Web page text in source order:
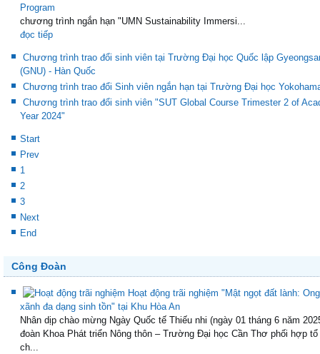
Program
chương trình ngắn hạn "UMN Sustainability Immersi...
đọc tiếp
Chương trình trao đổi sinh viên tại Trường Đại học Quốc lập
(GNU) - Hàn Quốc
Chương trình trao đổi Sinh viên ngắn hạn tại Trường Đại học
Chương trình trao đổi sinh viên "SUT Global Course Trimester 2 of
Year 2024"
Start
Prev
1
2
3
Next
End
Công Đoàn
Hoạt động trãi nghiệm "Mật ngọt đất lành:
xãnh đa dạng sinh tồn" tại Khu Hòa An
Nhân dịp chào mừng Ngày Quốc tế Thiếu nhi (ngày 01 tháng 6 năm
đoàn Khoa Phát triển Nông thôn – Trường Đại học Cần Thơ phối hợp
ch...